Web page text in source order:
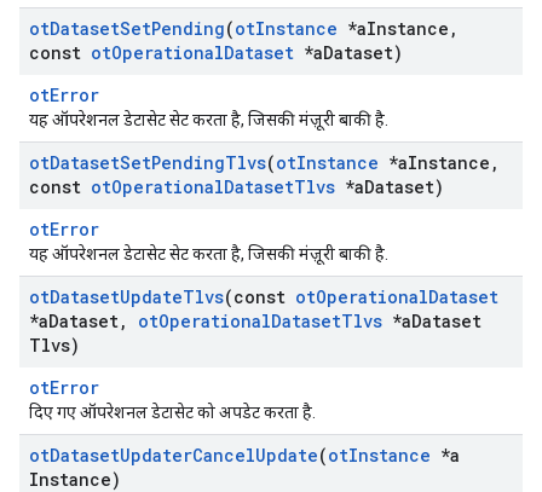
otDatasetSetPending(otInstance *aInstance ,
const otOperationalDataset *aDataset)
otError
यह ऑपरेशनल डेटासेट सेट करता है, जिसकी मंज़ूरी बाकी है.
otDatasetSetPendingTlvs(otInstance *aInstance ,
const otOperationalDatasetTlvs *aDataset)
otError
यह ऑपरेशनल डेटासेट सेट करता है, जिसकी मंज़ूरी बाकी है.
otDatasetUpdateTlvs(const otOperationalDataset
*aDataset, otOperationalDatasetTlvs *aDataset
Tlvs)
otError
दिए गए ऑपरेशनल डेटासेट को अपडेट करता है.
otDatasetUpdaterCancelUpdate(otInstance *a
Instance)